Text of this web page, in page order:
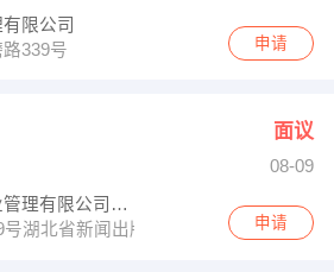
限公司
339号
申请
面议
08-09
深圳市大众物业管理有限公司武汉分公司
湖北省新闻出版广电局首层
申请